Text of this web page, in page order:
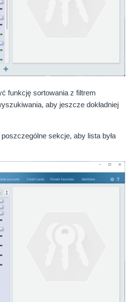
funkcję sortowania z filtrem
aby jeszcze dokładniej
sekcje, aby lista była